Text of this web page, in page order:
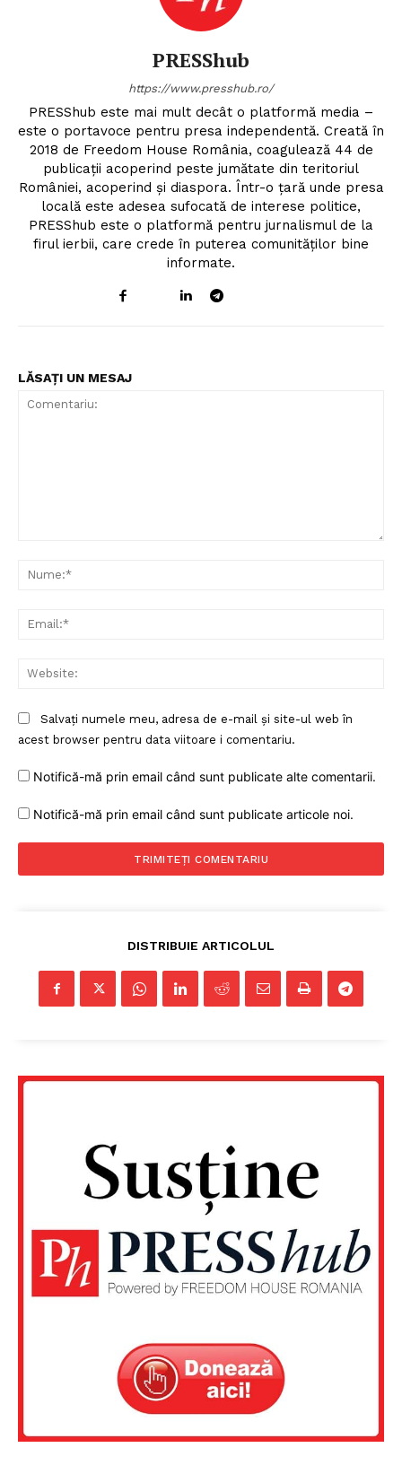
Un proiect
FREEDOM HOUSE ROMÂNIA
PRESShub
Despre noi / Echipa
Proiecte editoriale
Rețea
PRESShub
https://www.presshub.ro/
PRESShub este mai mult decât o platformă media –
este o portavoce pentru presa independentă. Creată în
2018 de Freedom House România, coagulează 44 de
publicații acoperind peste jumătate din teritoriul
României, acoperind și diaspora. Într-o țară unde presa
locală este adesea sufocată de interese politice,
PRESShub este o platformă pentru jurnalismul de la
firul ierbii, care crede în puterea comunităților bine
informate.
LĂSAȚI UN MESAJ
Salvați numele meu, adresa de e-mail și site-ul web în
acest browser pentru data viitoare i comentariu.
Notifică-mă prin email când sunt publicate alte comentarii.
Notifică-mă prin email când sunt publicate articole noi.
DISTRIBUIE ARTICOLUL